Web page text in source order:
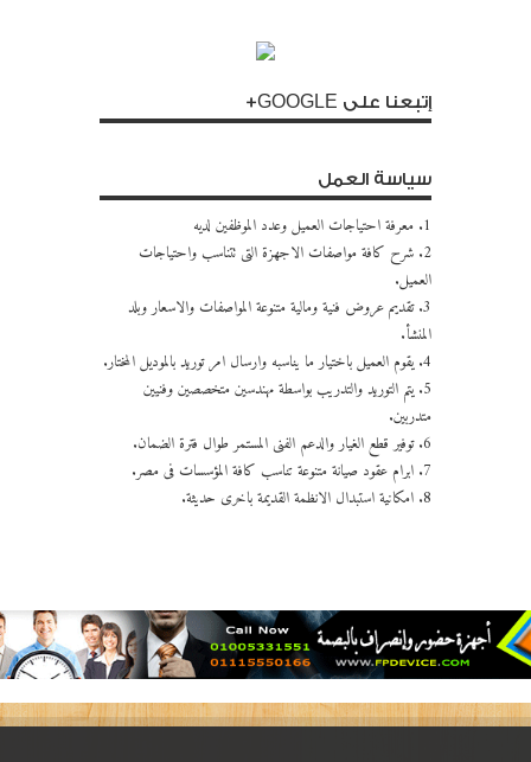
إتبعنا على GOOGLE+
سياسة العمل
1. معرفة احتياجات العميل وعدد الموظفين لديه
2. شرح كافة مواصفات الاجهزة التى تتناسب واحتياجات
العميل.
3. تقديم عروض فنية ومالية متنوعة المواصفات والاسعار وبلد
المنشأ.
4. يقوم العميل باختيار ما يناسبه وارسال امر توريد بالموديل المختار.
5. يتم التوريد والتدريب بواسطة مهندسين متخصصين وفنيين
متدربين.
6. توفير قطع الغيار والدعم الفنى المستمر طوال فترة الضمان.
7. ابرام عقود صيانة متنوعة تناسب كافة المؤسسات فى مصر.
8. امكانية استبدال الانظمة القديمة باخرى حديثة.